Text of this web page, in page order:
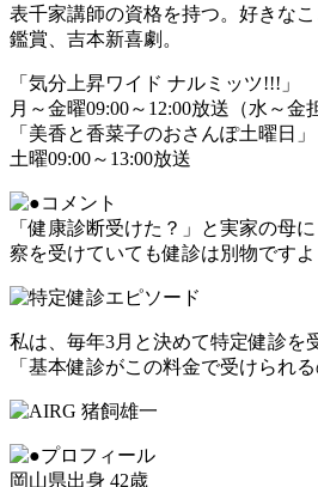
表千家講師の資格を持つ。好きな
鑑賞、吉本新喜劇。
「気分上昇ワイド ナルミッツ!!!」
月～金曜09:00～12:00放送（水～金
「美香と香菜子のおさんぽ土曜日」
土曜09:00～13:00放送
「健康診断受けた？」と実家の母
察を受けていても健診は別物ですよ
私は、毎年3月と決めて特定健診を
「基本健診がこの料金で受けられ
岡山県出身 42歳